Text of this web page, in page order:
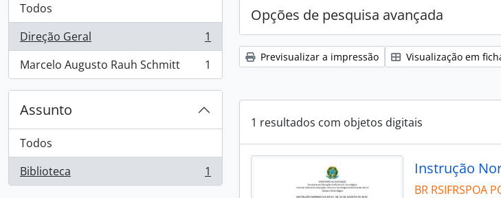
Todos
Direção Geral
, 1 resultados
1
Marcelo Augusto Rauh Schmitt
, 1 resultados 1
Assunto
Todos
Biblioteca
, 1 resultados 1
Opções de pesquisa avançada
Previsualizar a impressão Visualização em
1 resultados com objetos digitais
Instrução
BR RSIFRSPOA